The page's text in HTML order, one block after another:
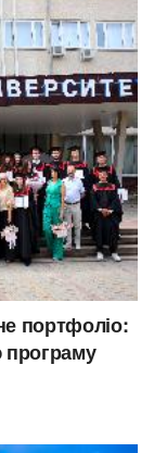
портфоліо:
програму